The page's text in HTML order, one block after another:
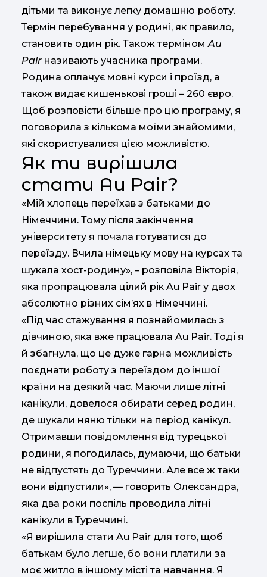
дітьми та виконує легку домашню роботу.
Термін перебування у родині, як правило,
становить один рік. Також терміномAu
Pair називають учасника програми.
Родина оплачує мовні курси і проїзд, а
також видає кишенькові гроші – 260 євро.
Щоб розповісти більше про цю програму, я
поговорила з кількома моїми знайомими,
які скористувалися цією можливістю.
Як ти вирішила
стати Au Pair?
«Мій хлопець переїхав з батьками до
Німеччини. Тому після закінчення
університету я почала готуватися до
переїзду. Вчила німецьку мову на курсах та
шукала хост-родину», – розповіла Вікторія,
яка пропрацювала цілий рік Au Pair у двох
абсолютно різних сім’ях в Німеччині.
«Під час стажування я познайомилась з
дівчиною, яка вже працювала Au Pair. Тоді я
й збагнула, що це дуже гарна можливість
поєднати роботу з переїздом до іншої
країни на деякий час. Маючи лише літні
канікули, довелося обирати серед родин,
де шукали няню тільки на період канікул.
Отримавши повідомлення від турецької
родини, я погодилась, думаючи, що батьки
не відпустять до Туреччини. Але все ж таки
вони відпустили», — говорить Олександра,
яка два роки поспіль проводила літні
канікули в Туреччині.
«Я вирішила стати Au Pair для того, щоб
батькам було легше, бо вони платили за
моє житло в іншому місті та навчання. Я